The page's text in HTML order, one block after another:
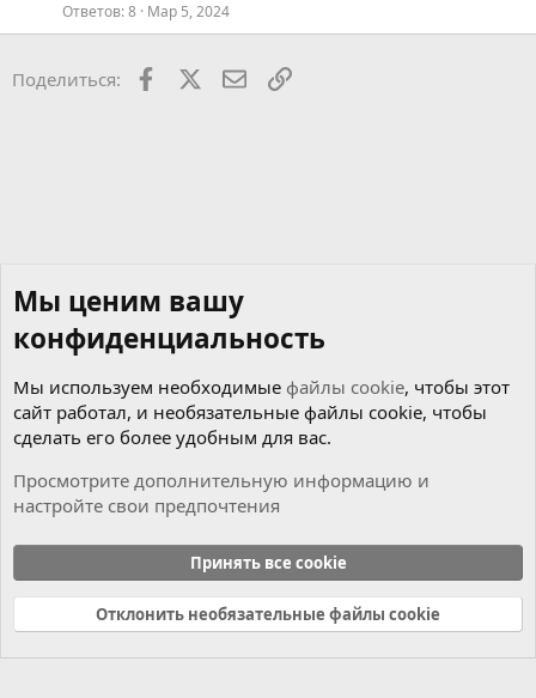
Ответов 8 Мар 5, 2024
Поделиться: Facebook ПочтаСсылкой
Cookies
Russian (RU)
Связь с нами
Условия и правила
Политика конфиденциальности
Справка Главная
R
Мы ценим вашу
конфиденциальность
Мы используем необходимые файлы cookie, чтобы этот
сайт работал, и необязательные файлы cookie, чтобы
сделать его более удобным для вас.
Просмотрите дополнительную информацию и
настройте свои предпочтения
Принять все cookie
Отклонить необязательные файлы cookie